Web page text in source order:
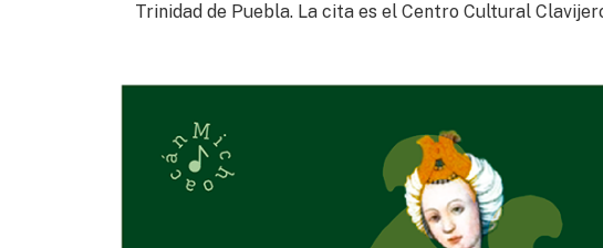
Trinidad de Puebla. La cita es el Centro Cultural